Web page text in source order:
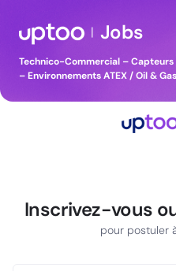
| Jobs
Technico-Commercial –
– Environnements ATEX / Oil &
Inscrivez-vous
pour postuler